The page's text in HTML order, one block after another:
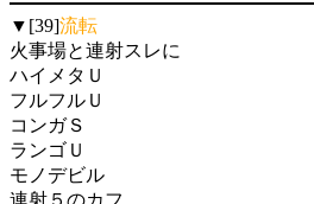
▼[39]流転
火事場と連射スレに
ハイメタＵ
フルフルＵ
コンガＳ
ランゴＵ
モノデビル
連射５のカフ